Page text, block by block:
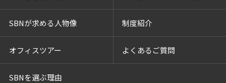
SBNが求める人物像 制度紹介
オフィスツアー よくあるご質問
SBNを選ぶ理由